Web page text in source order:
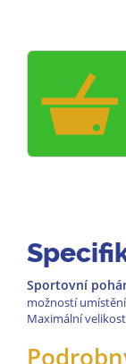
Sportovní
možností
Maximální